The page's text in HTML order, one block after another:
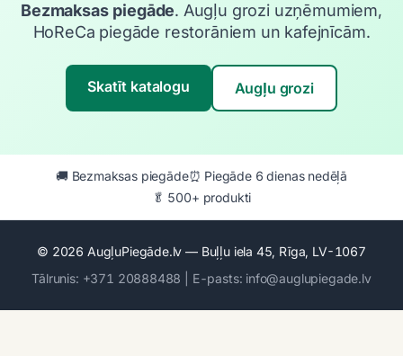
Bezmaksas piegāde. Augļu grozi uzņēmumiem,
HoReCa piegāde restorāniem un kafejnīcām.
Skatīt katalogu Augļu grozi
🚚 Bezmaksas piegāde⏰ Piegāde 6 dienas nedēļā
🥬 500+ produkti
© 2026 AugļuPiegāde.lv — Buļļu iela 45, Rīga, LV-1067
Tālrunis: +371 20888488 | E-pasts: info@auglupiegade.lv